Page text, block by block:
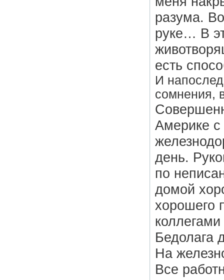
разума.
руке… В
есть
И
сомнения,
Америке
день.
по
домой
хорошего
Бедолага
На
Все